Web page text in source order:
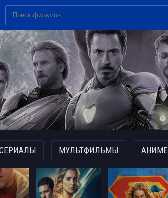
СЕРИАЛЫ МУЛЬТФИЛЬМЫ АНИМЕ